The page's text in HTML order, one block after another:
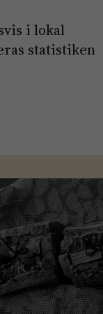
i lokal
statistiken